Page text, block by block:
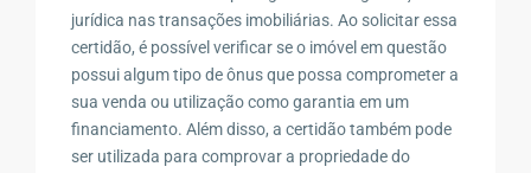
jurídica nas transações imobiliárias. Ao solicitar essa
certidão, é possível verificar se o imóvel em questão
possui algum tipo de ônus que possa comprometer a
sua venda ou utilização como garantia em um
financiamento. Além disso, a certidão também pode
ser utilizada para comprovar a propriedade do